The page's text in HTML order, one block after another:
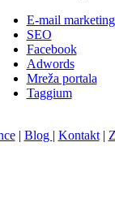
E-mail marketing
SEO
Facebook
Adwords
Mreža portala
Taggium
| Blog | Kontakt|